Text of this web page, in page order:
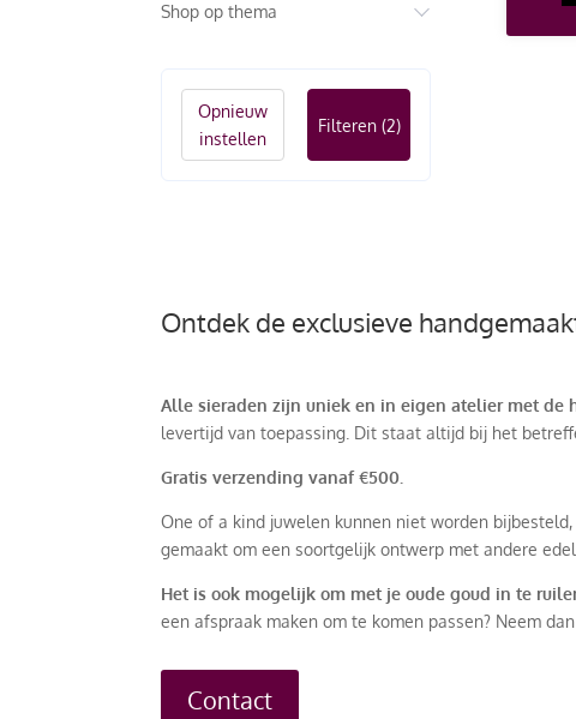
Shop op thema
Filteren (2)
Opnieuw
instellen
Ontdek de exclusieve
Alle sieraden zijn uniek en in eigen atelier met de
levertijd van toepassing. Dit staat altijd bij het
Gratis verzending vanaf €500.
One of a kind juwelen kunnen niet worden
gemaakt om een soortgelijk ontwerp met andere
Het is ook mogelijk om met je oude goud in te
een afspraak maken om te komen passen? Neem
Contact